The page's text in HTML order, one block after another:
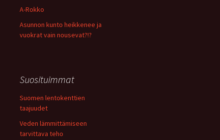
A-Rokko
Asunnon kunto heikkenee ja
vuokrat vain nousevat?!?
Suosituimmat
Suomen lentokenttien
taajuudet
Veden lämmittämiseen
tarvittava teho